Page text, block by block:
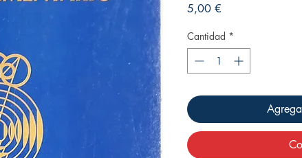
5,00 €
Cantidad *